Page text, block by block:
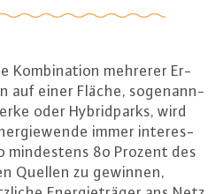
Kom­bi­na­ti­on mehrerer Er­
auf einer Fläche, so­ge­nann­
oder Hy­brid­parks, wird
immer in­ter­es­
min­des­tens 80 Prozent des
Quellen zu gewinnen,